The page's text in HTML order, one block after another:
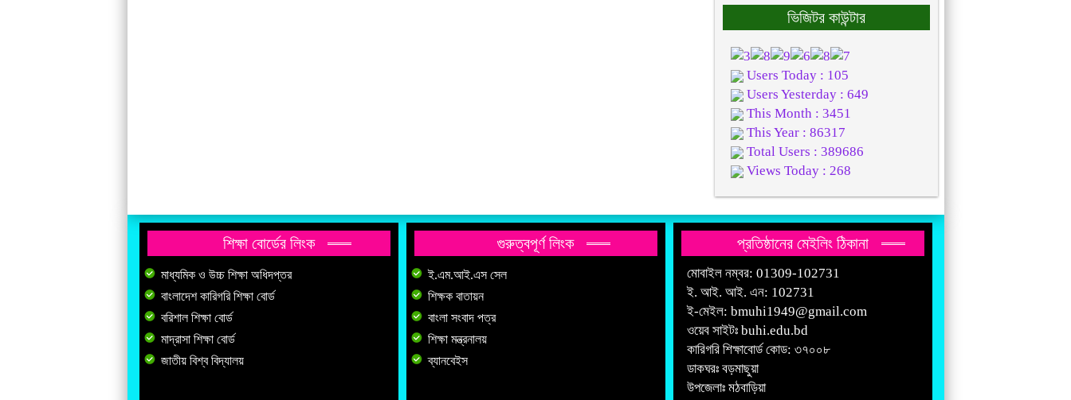
ভিজিটর কাউন্টার
Users Today : 105
Users Yesterday : 649
This Month : 3451
This Year : 86317
Total Users : 389686
Views Today : 268
শিক্ষা বোর্ডের লিংক
মাধ্যমিক ও উচ্চ শিক্ষা অধিদপ্তর
বাংলাদেশ কারিগরি শিক্ষা বোর্ড
বরিশাল শিক্ষা বোর্ড
মাদ্রাসা শিক্ষা বোর্ড
জাতীয় বিশ্ব বিদ্যালয়
গুরুত্বপূর্ণ লিংক
ই.এম.আই.এস সেল
শিক্ষক বাতায়ন
বাংলা সংবাদ পত্র
শিক্ষা মন্ত্রনালয়
ব্যানবেইস
প্রতিষ্ঠানের মেইলিং ঠিকানা
মোবাইল নম্বর: 01309-102731
ই. আই. আই. এন: 102731
ই-মেইল: bmuhi1949@gmail.com
ওয়েব সাইটঃ buhi.edu.bd
কারিগরি শিক্ষাবোর্ড কোড: ৩৭০০৮
ডাকঘরঃ বড়মাছুয়া
উপজেলাঃ মঠবাড়িয়া